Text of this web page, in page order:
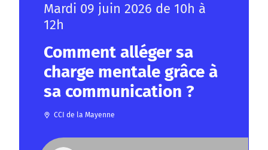
Mardi 09 juin 2026 de 10h à
12h
Comment alléger sa
charge mentale grâce à
sa communication ?
CCI de la Mayenne